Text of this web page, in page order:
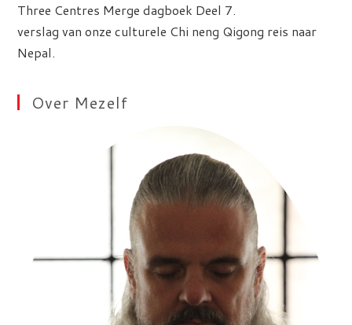
Three Centres Merge dagboek Deel 7.
verslag van onze culturele Chi neng Qigong reis naar
Nepal.
Over Mezelf